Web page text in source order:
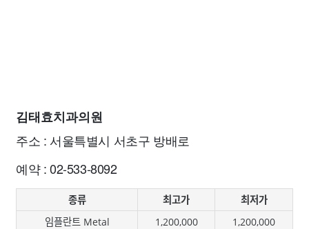
김태효치과의원
주소 : 서울특별시 서초구 방배로
예약 : 02-533-8092
종류 최고가
최저가
임플란트 Metal
1,200,000
1,200,000